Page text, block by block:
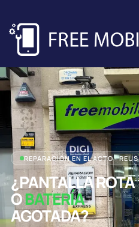
REPARACIÓN EN EL ACTO · REUS
¿PANTALLA ROTA
OBATERÍA
AGOTADA?